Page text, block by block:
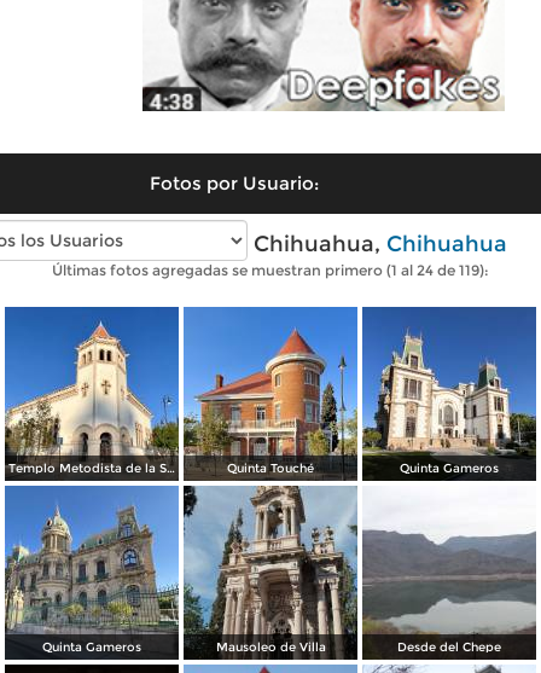
Fotos por Usuario:
Fotos modernas de Chihuahua, Chihuahua
Últimas fotos agregadas se muestran primero (1 al 24 de 119):
Templo Metodista de la Santísima Trinidad. Quinta Touché Quinta Gameros
Quinta Gameros Mausoleo de Villa Desde del Chepe